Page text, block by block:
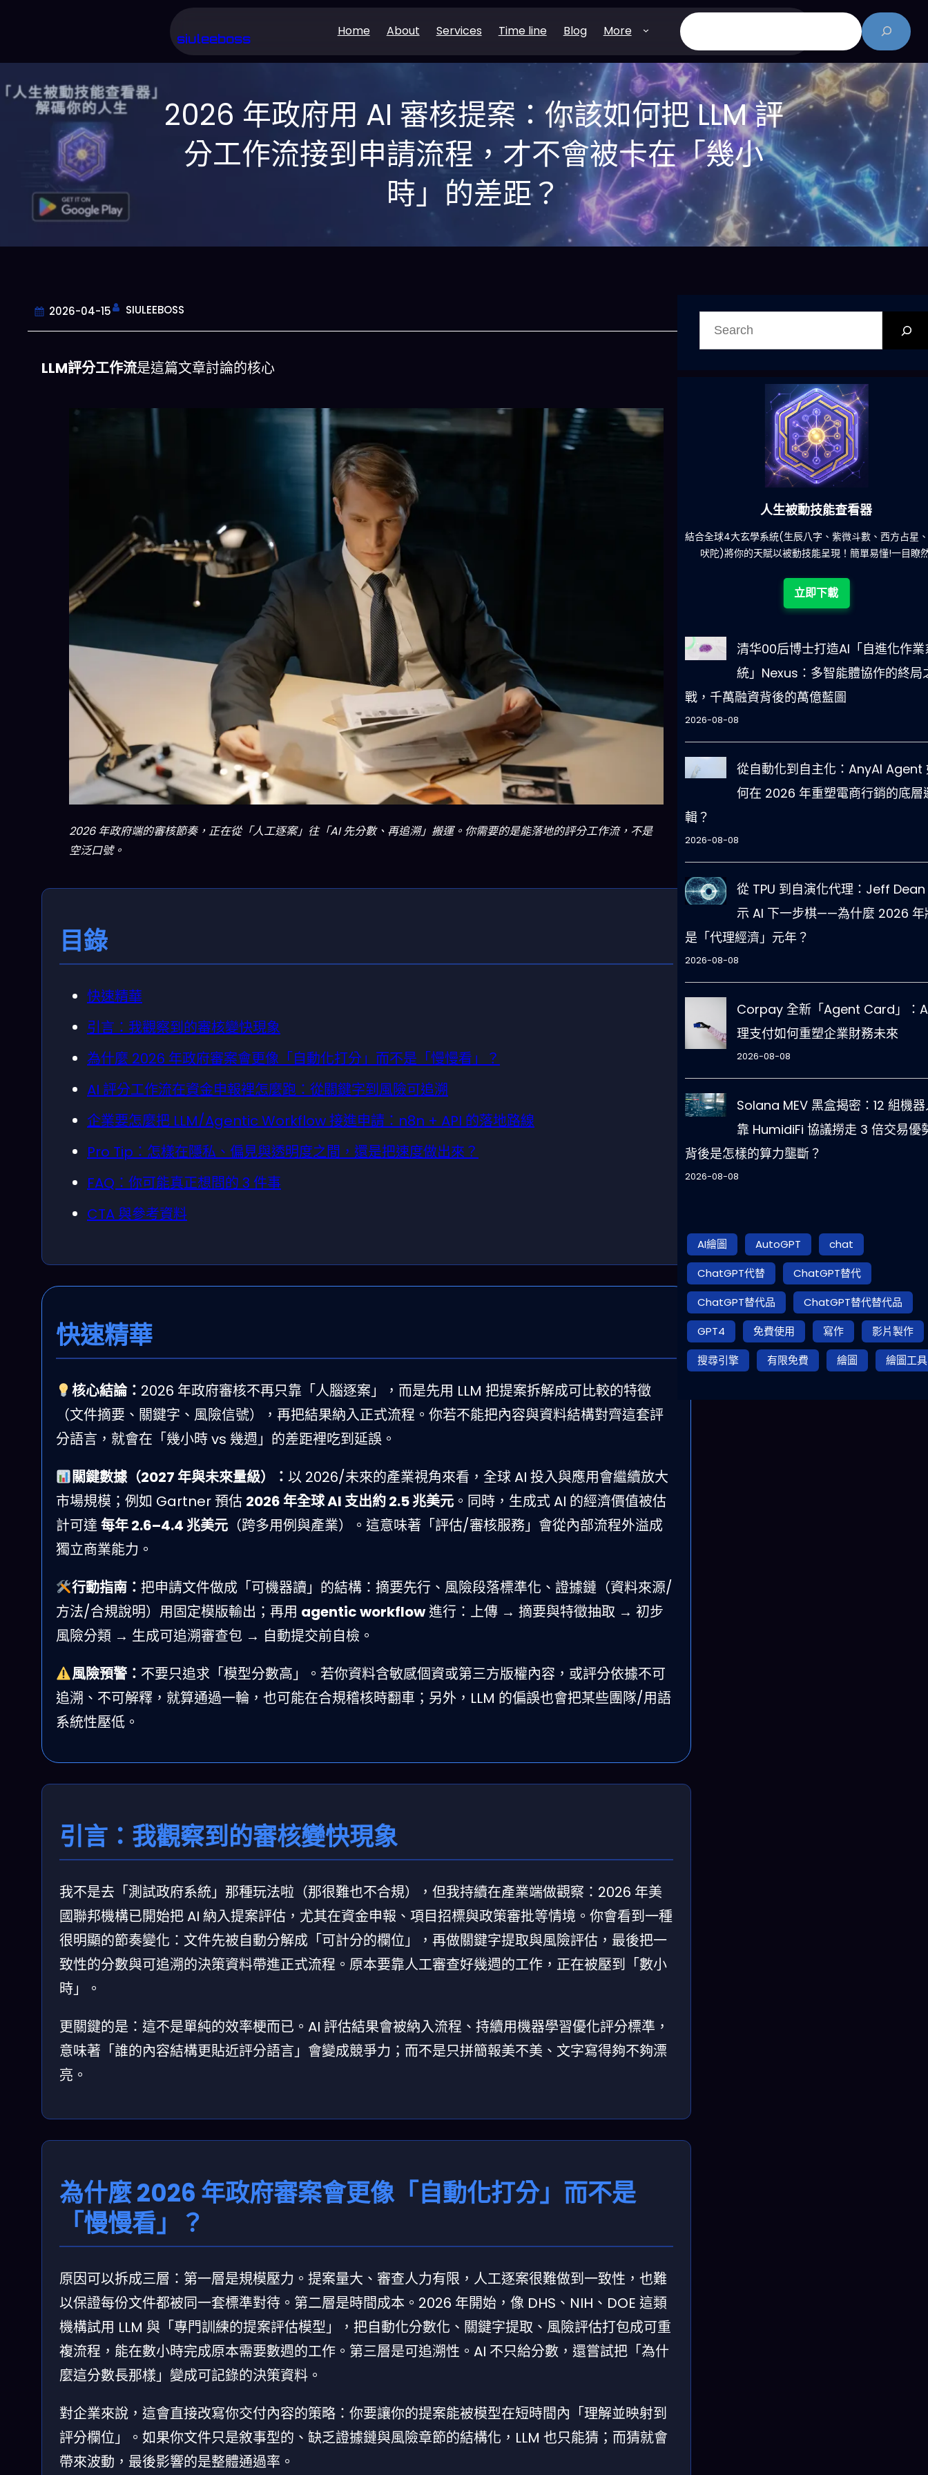
主
要
siuleeboss Home About Services Time line Blog More
搜
尋
2026 年政府用 AI 審核提案：你該如何把 LLM 評
分工作流接到申請流程，才不會被卡在「幾小
時」的差距？
2026-04-15 SIULEEBOSS
LLM評分工作流是這篇文章討論的核心
2026 年政府端的審核節奏，正在從「人工逐案」往「AI 先分數、再追溯」搬運。你需要的是能落地的評分工作流，不是
空泛口號。
目錄
快速精華
引言：我觀察到的審核變快現象
為什麼 2026 年政府審案會更像「自動化打分」而不是「慢慢看」？
AI 評分工作流在資金申報裡怎麼跑：從關鍵字到風險可追溯
企業要怎麼把 LLM/Agentic Workflow 接進申請：n8n + API 的落地路線
Pro Tip：怎樣在隱私、偏見與透明度之間，還是把速度做出來？
FAQ：你可能真正想問的 3 件事
CTA 與參考資料
快速精華
核心結論： 2026 年政府審核不再只靠「人腦逐案」，而是先用 LLM 把提案拆解成可比較的特徵
（文件摘要、關鍵字、風險信號），再把結果納入正式流程。你若不能把內容與資料結構對齊這套評
分語言，就會在「幾小時 vs 幾週」的差距裡吃到延誤。
關鍵數據（2027 年與未來量級）： 以 2026/未來的產業視角來看，全球 AI 投入與應用會繼續放大
市場規模；例如 Gartner 預估 2026 年全球 AI 支出約 2.5 兆美元 。同時，生成式 AI 的經濟價值被估
計可達每年 2.6–4.4 兆美元 （跨多用例與產業）。這意味著「評估/審核服務」會從內部流程外溢成
獨立商業能力。
行動指南： 把申請文件做成「可機器讀」的結構：摘要先行、風險段落標準化、證據鏈（資料來源/
方法/合規說明）用固定模版輸出；再用 agentic workflow進行：上傳 → 摘要與特徵抽取 → 初步
風險分類 → 生成可追溯審查包 → 自動提交前自檢。
風險預警： 不要只追求「模型分數高」。若你資料含敏感個資或第三方版權內容，或評分依據不可
追溯、不可解釋，就算通過一輪，也可能在合規稽核時翻車；另外，LLM 的偏誤也會把某些團隊/用語
系統性壓低。
引言：我觀察到的審核變快現象
我不是去「測試政府系統」那種玩法啦（那很難也不合規），但我持續在產業端做觀察：2026 年美
國聯邦機構已開始把 AI 納入提案評估，尤其在資金申報、項目招標與政策審批等情境。你會看到一種
很明顯的節奏變化：文件先被自動分解成「可計分的欄位」，再做關鍵字提取與風險評估，最後把一
致性的分數與可追溯的決策資料帶進正式流程。原本要靠人工審查好幾週的工作，正在被壓到「數小
時」。
更關鍵的是：這不是單純的效率梗而已。AI 評估結果會被納入流程、持續用機器學習優化評分標準，
意味著「誰的內容結構更貼近評分語言」會變成競爭力；而不是只拼簡報美不美、文字寫得夠不夠漂
亮。
為什麼 2026 年政府審案會更像「自動化打分」而不是
「慢慢看」？
原因可以拆成三層：第一層是規模壓力。提案量大、審查人力有限，人工逐案很難做到一致性，也難
以保證每份文件都被同一套標準對待。第二層是時間成本。2026 年開始，像 DHS、NIH、DOE 這類
機構試用 LLM 與「專門訓練的提案評估模型」，把自動化分數化、關鍵字提取、風險評估打包成可重
複流程，能在數小時完成原本需要數週的工作。第三層是可追溯性。AI 不只給分數，還嘗試把「為什
麼這分數長那樣」變成可記錄的決策資料。
對企業來說，這會直接改寫你交付內容的策略：你要讓你的提案能被模型在短時間內「理解並映射到
評分欄位」。如果你文件只是敘事型的、缺乏證據鏈與風險章節的結構化，LLM 也只能猜；而猜就會
帶來波動，最後影響的是整體通過率。
人生被動技能查看器
結合全球4大玄學系統(生辰八字、紫微斗數、西方占星
吠陀)將你的天賦以被動技能呈現！簡單易懂!一目瞭
立即下載
清华00后博士打造AI「自進化作業
統」Nexus：多智能體協作的終局
戰，千萬融資背後的萬億藍圖
2026-08-08
從自動化到自主化：AnyAI Agent
何在 2026 年重塑電商行銷的底層
輯？
2026-08-08
從 TPU 到自演化代理：Jeff Dean
示 AI 下一步棋——為什麼 2026 年
是「代理經濟」元年？
2026-08-08
Corpay 全新「Agent Card」：
理支付如何重塑企業財務未來
2026-08-08
Solana MEV 黑盒揭密：12 組機
靠 HumidiFi 協議撈走 3 倍交易優
背後是怎樣的算力壟斷？
2026-08-08
AI繪圖 AutoGPT
chat
ChatGPT代替
ChatGPT替代
ChatGPT替代品
ChatGPT替代替代品
GPT4
免費使用 寫作
影片製作
搜尋引擎
有限免費 繪圖 繪圖工具